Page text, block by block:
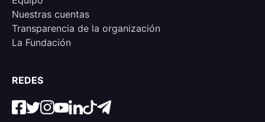
Nuestras cuentas
Transparencia de la organización
La Fundación
REDES